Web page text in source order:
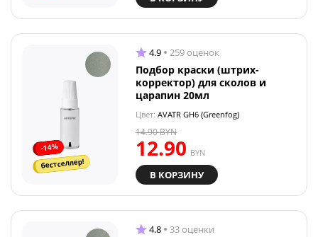
-14%
бестселлер!
4.9 259 оценок
Подбор краски (штрих-
корректор) для сколов и
царапин 20мл
Цвет: AVATR GH6 (Greenfog)
12.90 BYN
14.90BYN
В КОРЗИНУ
4.8 33 оценки